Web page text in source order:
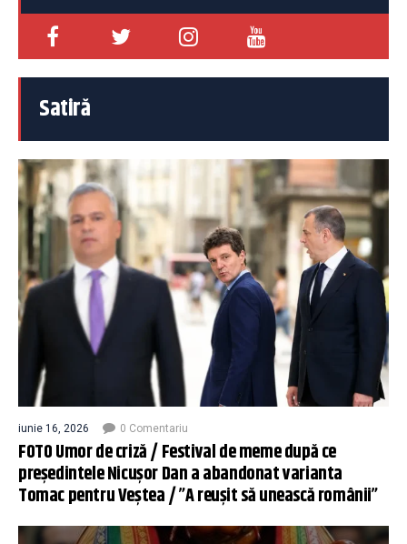
Satiră
iunie 16, 2026 0 Comentariu
FOTO Umor de criză / Festival de meme după ce
președintele Nicușor Dan a abandonat varianta
Tomac pentru Veștea / ”A reușit să unească românii”